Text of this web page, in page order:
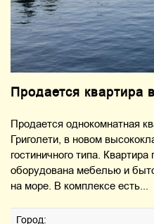
Продается квартира
Продается однокомнатная
Григолети, в новом
гостиничного типа.
оборудована мебелью и
на море. В комплексе есть...
Город: